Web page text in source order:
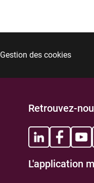
Gestion des cookies
Retrouvez-
L'application